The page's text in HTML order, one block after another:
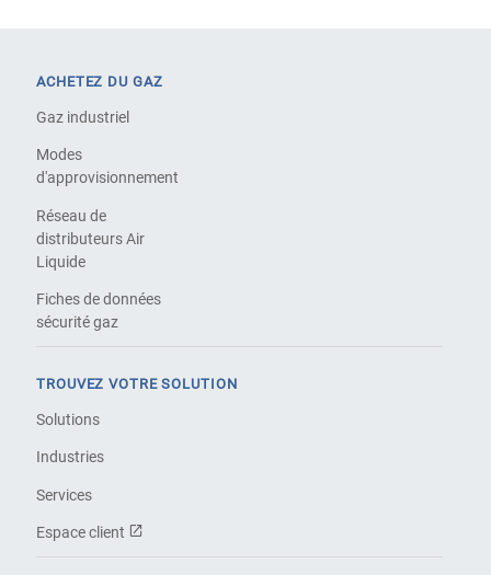
ACHETEZ DU GAZ
Gaz industriel
Modes
d'approvisionnement
Réseau de
distributeurs Air
Liquide
Fiches de données
sécurité gaz
TROUVEZ VOTRE SOLUTION
Solutions
Industries
Services
Espace client